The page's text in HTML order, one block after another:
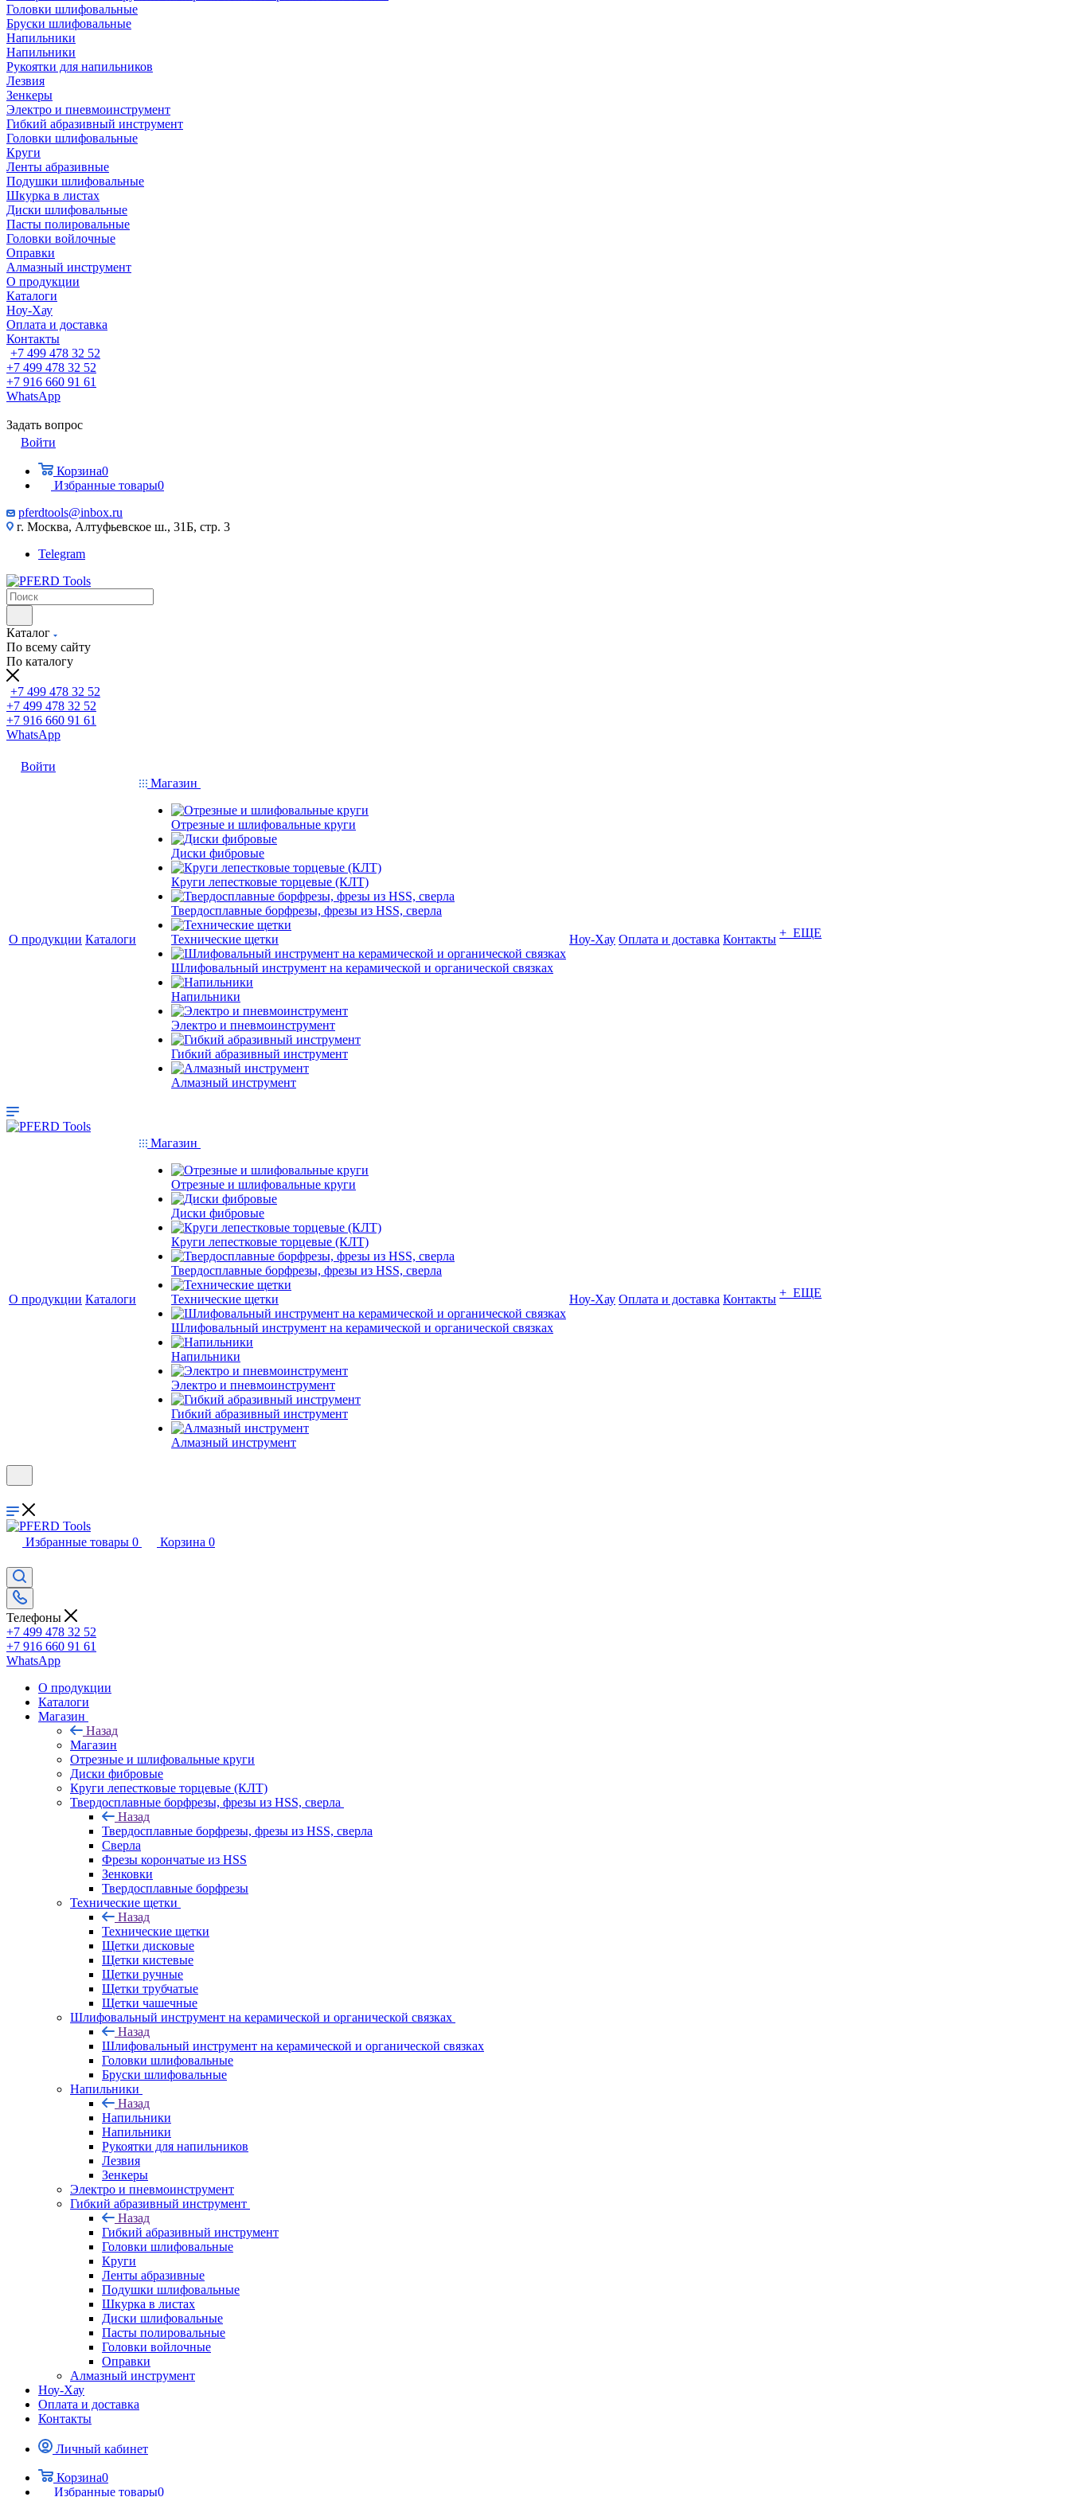
Головки шлифовальные
Бруски шлифовальные
Напильники
Напильники
Рукоятки для напильников
Лезвия
Зенкеры
Электро и пневмоинструмент
Гибкий абразивный инструмент
Головки шлифовальные
Круги
Ленты абразивные
Подушки шлифовальные
Шкурка в листах
Диски шлифовальные
Пасты полировальные
Головки войлочные
Оправки
Алмазный инструмент
О продукции
Каталоги
Ноу-Хау
Оплата и доставка
Контакты
+7 499 478 32 52
+7 499 478 32 52
+7 916 660 91 61
WhatsApp
Задать вопрос
Войти
Корзина0
Избранные товары0
pferdtools@inbox.ru
г. Москва, Алтуфьевское ш., 31Б, стр. 3
Telegram
Каталог
По всему сайту
По каталогу
+7 499 478 32 52
+7 499 478 32 52
+7 916 660 91 61
WhatsApp
Войти
О продукции Каталоги
Магазин
Отрезные и шлифовальные круги
Диски фибровые
Круги лепестковые торцевые (КЛТ)
Твердосплавные борфрезы, фрезы из HSS, сверла
Технические щетки
Шлифовальный инструмент на керамической и органической связках
Напильники
Электро и пневмоинструмент
Гибкий абразивный инструмент
Алмазный инструмент
Ноу-Хау Оплата и доставка Контакты + ЕЩЕ
О продукции Каталоги
Магазин
Отрезные и шлифовальные круги
Диски фибровые
Круги лепестковые торцевые (КЛТ)
Твердосплавные борфрезы, фрезы из HSS, сверла
Технические щетки
Шлифовальный инструмент на керамической и органической связках
Напильники
Электро и пневмоинструмент
Гибкий абразивный инструмент
Алмазный инструмент
Ноу-Хау Оплата и доставка Контакты + ЕЩЕ
Избранные товары 0 Корзина 0
Телефоны
+7 499 478 32 52
+7 916 660 91 61
WhatsApp
О продукции
Каталоги
Магазин
Назад
Магазин
Отрезные и шлифовальные круги
Диски фибровые
Круги лепестковые торцевые (КЛТ)
Твердосплавные борфрезы, фрезы из HSS, сверла
Назад
Твердосплавные борфрезы, фрезы из HSS, сверла
Сверла
Фрезы корончатые из HSS
Зенковки
Твердосплавные борфрезы
Технические щетки
Назад
Технические щетки
Щетки дисковые
Щетки кистевые
Щетки ручные
Щетки трубчатые
Щетки чашечные
Шлифовальный инструмент на керамической и органической связках
Назад
Шлифовальный инструмент на керамической и органической связках
Головки шлифовальные
Бруски шлифовальные
Напильники
Назад
Напильники
Напильники
Рукоятки для напильников
Лезвия
Зенкеры
Электро и пневмоинструмент
Гибкий абразивный инструмент
Назад
Гибкий абразивный инструмент
Головки шлифовальные
Круги
Ленты абразивные
Подушки шлифовальные
Шкурка в листах
Диски шлифовальные
Пасты полировальные
Головки войлочные
Оправки
Алмазный инструмент
Ноу-Хау
Оплата и доставка
Контакты
Личный кабинет
Корзина0
Избранные товары0